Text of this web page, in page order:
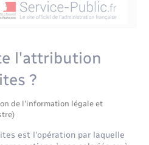
l'attribution
?
de l'information légale et
est l'opération par laquelle